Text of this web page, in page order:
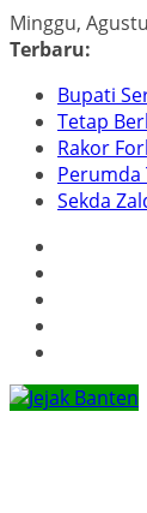
Skip
to
Minggu,
Terbaru:
Bupati
Tetap
Rakor
Perumda
Sekda